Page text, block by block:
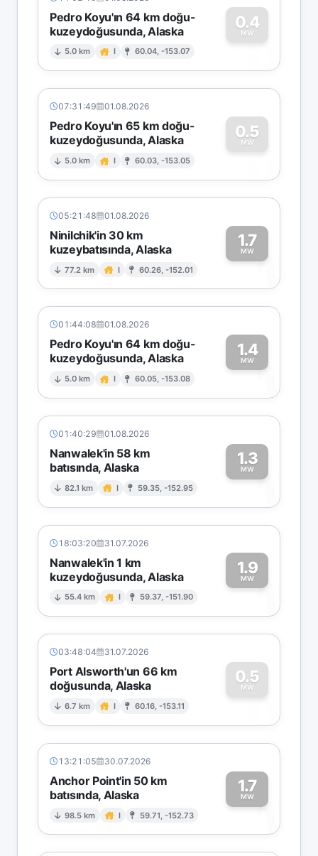
Pedro Koyu'ın 64 km doğu-
kuzeydoğusunda, Alaska
5.0 km I 60.04, -153.07
0.4
MW
0
07:31:49 01.08.2026
Pedro Koyu'ın 65 km doğu-
kuzeydoğusunda, Alaska
5.0 km I 60.03, -153.05
0.5
MW
0
05:21:48 01.08.2026
Ninilchik'in 30 km
kuzeybatısında, Alaska
77.2 km I 60.26, -152.01
1.7
MW1
01:44:08 01.08.2026
Pedro Koyu'ın 64 km doğu-
kuzeydoğusunda, Alaska
5.0 km I 60.05, -153.08
1.4
MW1
01:40:29 01.08.2026
Nanwalek'in 58 km
batısında, Alaska
82.1 km I 59.35, -152.95
1.3
MW1
18:03:20 31.07.2026
Nanwalek'in 1 km
kuzeydoğusunda, Alaska
55.4 km I 59.37, -151.90
1.9
MW1
03:48:04 31.07.2026
Port Alsworth'un 66 km
doğusunda, Alaska
6.7 km I 60.16, -153.11
0.5
MW
0
13:21:05 30.07.2026
Anchor Point'in 50 km
batısında, Alaska
98.5 km I 59.71, -152.73
1.7
MW1